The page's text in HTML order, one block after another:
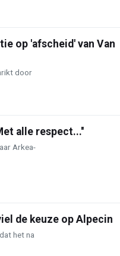
op 'afscheid' van Van
door
alle respect...''
Arkea-
de keuze op Alpecin
het na